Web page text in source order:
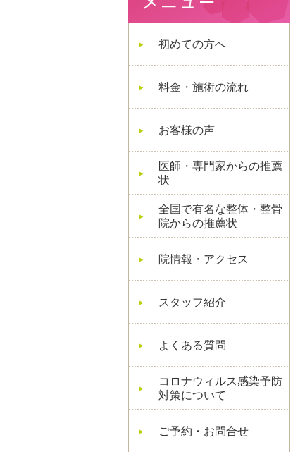
初めての方へ
料金・施術の流れ
お客様の声
医師・専門家からの推薦
状
全国で有名な整体・整骨
院からの推薦状
院情報・アクセス
スタッフ紹介
よくある質問
コロナウィルス感染予防
対策について
ご予約・お問合せ